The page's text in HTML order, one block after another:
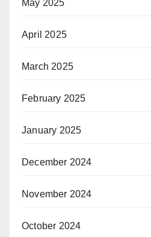
May 2025
April 2025
March 2025
February 2025
January 2025
December 2024
November 2024
October 2024